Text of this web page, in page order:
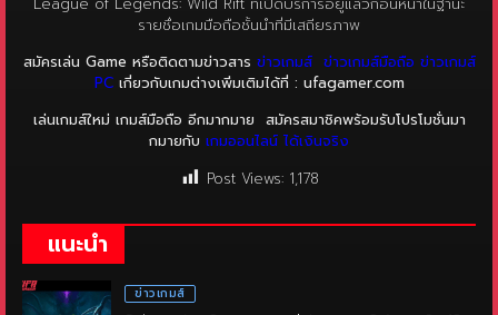
สมัครเล่น Game หรือติดตามข่าวสารข่าวเกมส์ ข่าวเกมส์มือถือ
เล่นเกมส์ใหม่ เกมส์มือถือ อีกมากมายสมัครสมาชิคพร้อมรับโปรโมชั่นมา
Post Views: 1,178
Subnautica 2 มหาสมุทรคลั่ง! ทุบสถิติ 2 ล้านชุดใน 12
ชั่วโมง